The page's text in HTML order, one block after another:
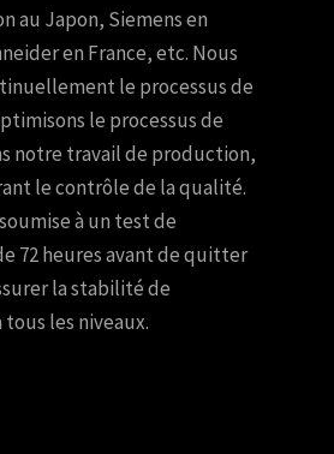
au Japon, Siemens en
en France, etc. Nous
le processus de
le processus de
notre travail de production,
le contrôle de la qualité.
à un test de
72 heures avant de quitter
la stabilité de
les niveaux.